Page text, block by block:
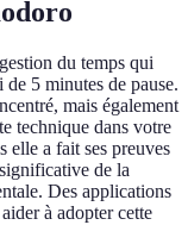
du temps qui
5 minutes de pause.
mais également
technique dans votre
elle a fait ses preuves
de la
Des applications
à adopter cette